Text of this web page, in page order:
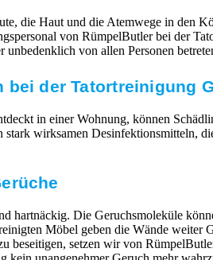
die Haut und die Atemwege in den
von RümpelButler bei der
von allen Personen
bei der Tatortreinigung
in einer Wohnung, können
wirksamen Desinfektionsmitteln,
hartnäckig. Die Geruchsmoleküle
Möbel geben die Wände
beseitigen, setzen wir von